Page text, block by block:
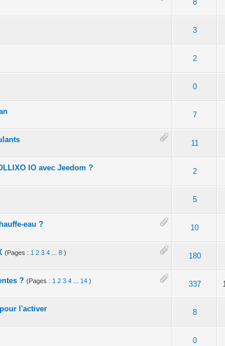
8
3
2
0
7
11
IO avec Jeedom ? 2
5
eau ? 10
(Pages : 1 2 3 4 ...8 )
180
en moyenne
? (Pages : 1 2 3 4 14 )
337
en moyenne
l'activer 8
0